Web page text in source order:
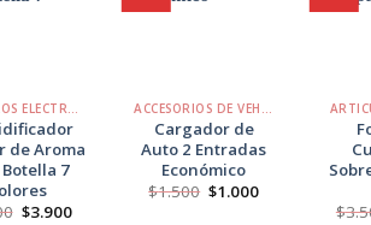
ARTÍCULOS ELECTRÓNICOS
de Aroma
7
El
$3.900El
ACCESORIOS DE VEHÍCULOS
Cargador de
Auto 2 Entradas
Económico
$1.500 El
$1.000El
$